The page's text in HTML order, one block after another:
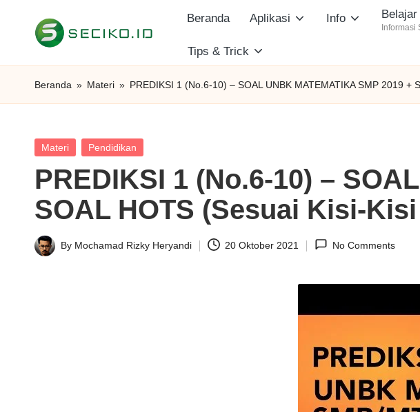
S
e
i
k
o
I
Informasi
dan
Beranda Aplikasi Info Belajar
Tips & Trick
Beranda » Materi » PREDIKSI 1 (No.6-10) – SOAL UNBK MATEMATIKA SMP 2019 +
Posted
Materi Pendidikan
PREDIKSI 1 (No.6-10) –
SOAL HOTS (Sesuai Kisi-
Posted
By Mochamad Rizky Heryandi 20 Oktober 2021 No Comments